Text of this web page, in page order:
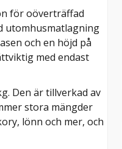
för oöverträffad
utomhusmatlagning
och en höjd på
med endast
Den är tillverkad av
stora mängder
lönn och mer, och